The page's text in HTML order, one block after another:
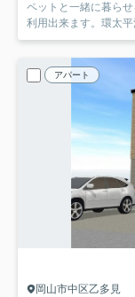
ペットと一緒に暮ら
利用出来ます。環太
アパート
岡山市中区乙多見